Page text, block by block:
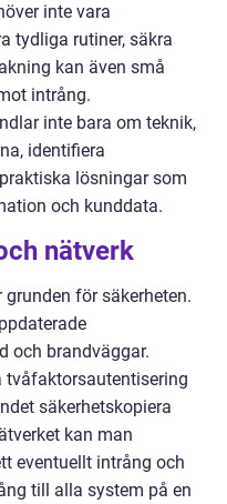
inte vara
tydliga rutiner, säkra
kan även små
intrång.
inte bara om teknik,
identifiera
lösningar som
och kunddata.
nätverk
för säkerheten.
och brandväggar.
tvåfaktorsautentisering
säkerhetskopiera
kan man
eventuellt intrång och
till alla system på en